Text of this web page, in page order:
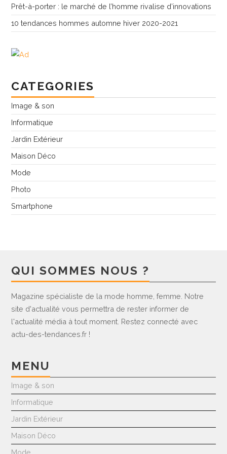
Prêt-à-porter : le marché de l’homme rivalise d’innovations
10 tendances hommes automne hiver 2020-2021
CATEGORIES
Image & son
Informatique
Jardin Extérieur
Maison Déco
Mode
Photo
Smartphone
QUI SOMMES NOUS ?
Magazine spécialiste de la mode homme, femme. Notre
site d'actualité vous permettra de rester informer de
l'actualité média à tout moment. Restez connecté avec
actu-des-tendances.fr !
MENU
Image & son
Informatique
Jardin Extérieur
Maison Déco
Mode